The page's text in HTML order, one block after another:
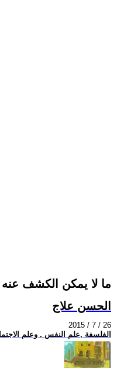
ما لا يمكن الكشف عنه
الحسن علاج
2015 / 7 / 26
الفلسفة ,علم النفس , وعلم